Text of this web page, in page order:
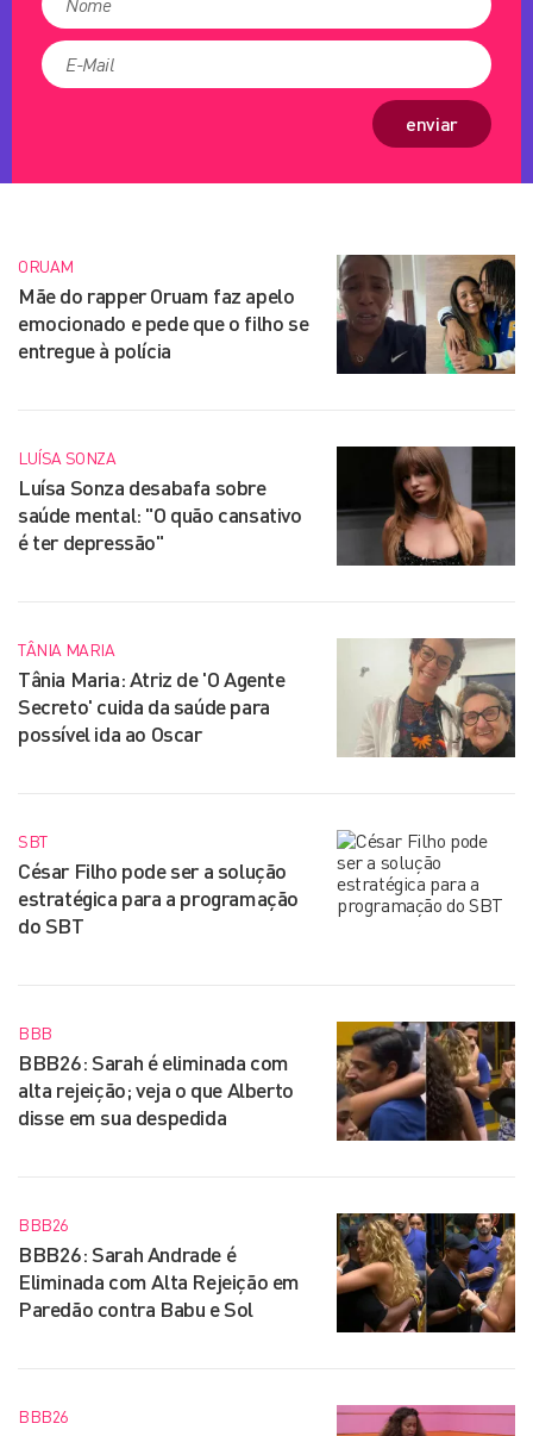
enviar
ORUAM
Mãe do rapper Oruam faz apelo
emocionado e pede que o filho se
entregue à polícia
LUÍSA SONZA
Luísa Sonza desabafa sobre
saúde mental: "O quão cansativo
é ter depressão"
TÂNIA MARIA
Tânia Maria: Atriz de 'O Agente
Secreto' cuida da saúde para
possível ida ao Oscar
SBT
César Filho pode ser a solução
estratégica para a programação
do SBT
BBB
BBB26: Sarah é eliminada com
alta rejeição; veja o que Alberto
disse em sua despedida
BBB26
BBB26: Sarah Andrade é
Eliminada com Alta Rejeição em
Paredão contra Babu e Sol
BBB26